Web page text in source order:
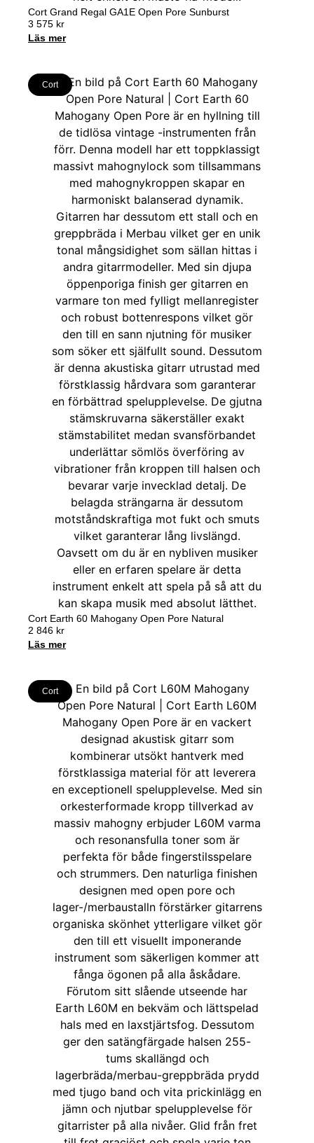
Cort Grand Regal GA1E Open Pore Sunburst
3 575 kr
Läs mer
Cort
Cort Earth 60 Mahogany Open Pore Natural
2 846 kr
Läs mer
Cort